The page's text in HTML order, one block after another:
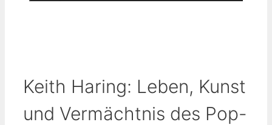
Keith Haring: Leben, Kunst
und Vermächtnis des Pop-